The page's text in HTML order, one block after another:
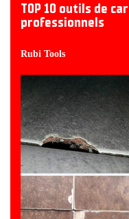
TOP 10 outils de
professionnels
Rubi Tools